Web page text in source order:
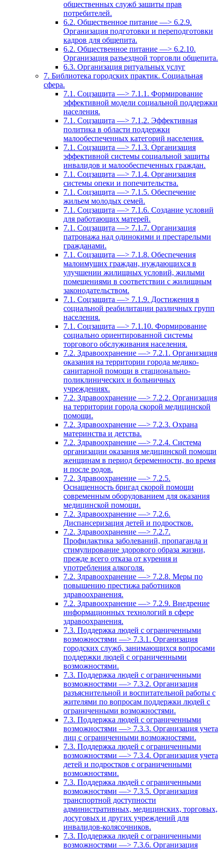
общественных служб зашиты прав
потребителей.
6.2. Общественное питание —> 6.2.9.
Организация подготовки и переподготовки
кадров для общепита.
6.2. Общественное питание —> 6.2.10.
Организация разъездной торговли общепита.
6.3. Организация ритуальных услуг
7. Библиотека городских практик. Социальная
сфера.
7.1. Соцзащита —> 7.1.1. Формирование
эффективной модели социальной поддержки
населения.
7.1. Соцзащита —> 7.1.2. Эффективная
политика в области поддержки
малообеспеченных категорий населения.
7.1. Соцзащита —> 7.1.3. Организация
эффективной системы социальной защиты
инвалидов и малообеспеченных граждан.
7.1. Соцзащита —> 7.1.4. Организация
системы опеки и попечительства.
7.1. Соцзащита —> 7.1.5. Обеспечение
жильем молодых семей.
7.1. Соцзащита —> 7.1.6. Создание условий
для работающих матерей.
7.1. Соцзащита —> 7.1.7. Организация
патронажа над одинокими и престарелыми
гражданами.
7.1. Соцзащита —> 7.1.8. Обеспечения
малоимущих граждан, нуждающихся в
улучшении жилищных условий, жилыми
помещениями в соответствии с жилищным
законодательством.
7.1. Соцзащита —> 7.1.9. Достижения в
социальной реабилитации различных групп
населения.
7.1. Соцзащита —> 7.1.10. Формирование
социально ориентированной системы
торгового обслуживания населения.
7.2. Здравоохранение —> 7.2.1. Организация
оказания на территории города медико-
санитарной помощи в стационально-
поликлинических и больничных
учреждениях.
7.2. Здравоохранение —> 7.2.2. Организация
на территории города скорой медицинской
помощи.
7.2. Здравоохранение —> 7.2.3. Охрана
материнства и детства.
7.2. Здравоохранение —> 7.2.4. Система
организации оказания медицинской помощи
женщинам в период беременности, во время
и после родов.
7.2. Здравоохранение —> 7.2.5.
Оснащенность бригад скорой помощи
современным оборудованием для оказания
медицинской помощи.
7.2. Здравоохранение —> 7.2.6.
Диспансеризация детей и подростков.
7.2. Здравоохранение —> 7.2.7.
Профилактика заболеваний, пропаганда и
стимулирование здорового образа жизни,
прежде всего отказа от курения и
употребления алкоголя.
7.2. Здравоохранение —> 7.2.8. Меры по
повышению престижа работников
здравоохранения.
7.2. Здравоохранение —> 7.2.9. Внедрение
информационных технологий в сфере
здравоохранения.
7.3. Поддержка людей с ограниченными
возможностями —> 7.3.1. Организация
городских служб, занимающихся вопросами
поддержки людей с ограниченными
возможностями.
7.3. Поддержка людей с ограниченными
возможностями —> 7.3.2. Организация
разъяснительной и воспитательной работы с
жителями по вопросам поддержки людей с
ограниченными возможностями.
7.3. Поддержка людей с ограниченными
возможностями —> 7.3.3. Организация учета
лиц с ограниченными возможностями.
7.3. Поддержка людей с ограниченными
возможностями —> 7.3.4. Организация учета
детей и подростков с ограниченными
возможностями.
7.3. Поддержка людей с ограниченными
возможностями —> 7.3.5. Организация
транспортной доступности
административных, медицинских, торговых,
досуговых и других учреждений для
инвалидов-колясочников.
7.3. Поддержка людей с ограниченными
возможностями —> 7.3.6. Организация